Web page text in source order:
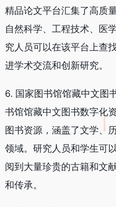
精品论文平台汇集了高质
自然科学、工程技术、医
究人员可以在该平台上查
进学术交流和创新研究。
6. 国家图书馆馆藏中文图
书馆馆藏中文图书数字化
图书资源，涵盖了文学、
领域。研究人员和学生可
阅到大量珍贵的古籍和文
和传承。